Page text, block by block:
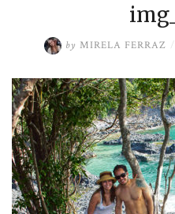
by MIRELA FERRAZ /